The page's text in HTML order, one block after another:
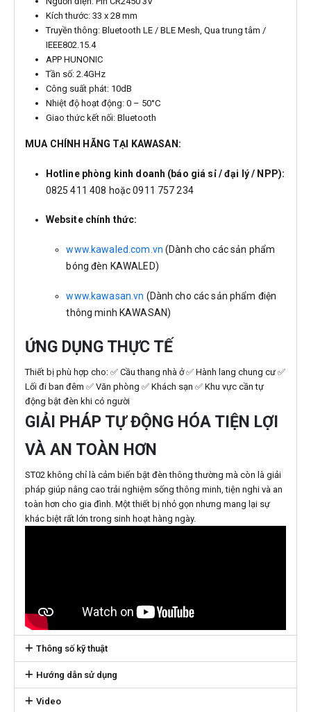
Kích thước: 33 x 28 mm
Truyền thông: Bluetooth LE / BLE Mesh, Qua trung tâm /
IEEE802.15.4
APP HUNONIC
Tần số: 2.4GHz
Công suất phát: 10dB
Nhiệt độ hoạt động: 0 – 50°C
Giao thức kết nối: Bluetooth
MUA CHÍNH HÃNG TẠI KAWASAN:
Hotline phòng kinh doanh (báo giá sỉ / đại lý / NPP):
0825 411 408 hoặc 0911 757 234
Website chính thức:
www.kawaled.com.vn (Dành cho các sản phẩm
bóng đèn KAWALED)
www.kawasan.vn (Dành cho các sản phẩm điện
thông minh KAWASAN)
ỨNG DỤNG THỰC TẾ
Thiết bị phù hợp cho: ✅ Cầu thang nhà ở ✅ Hành lang chung cư ✅
Lối đi ban đêm ✅ Văn phòng ✅ Khách sạn ✅ Khu vực cần tự
động bật đèn khi có người
GIẢI PHÁP TỰ ĐỘNG HÓA TIỆN LỢI
VÀ AN TOÀN HƠN
ST02 không chỉ là cảm biến bật đèn thông thường mà còn là giải
pháp giúp nâng cao trải nghiệm sống thông minh, tiện nghi và an
toàn hơn cho gia đình. Một thiết bị nhỏ gọn nhưng mang lại sự
khác biệt rất lớn trong sinh hoạt hàng ngày.
Thông số kỹ thuật
Hướng dẫn sử dụng
Video